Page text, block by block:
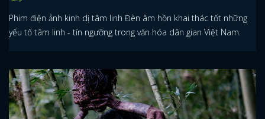
Phim điện ảnh kinh dị tâm linh Đèn âm hồn khai thác tốt những
yếu tố tâm linh - tín ngưỡng trong văn hóa dân gian Việt Nam.